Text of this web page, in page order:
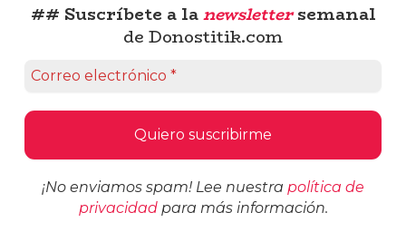
## Suscríbete a lanewslettersemanal
de Donostitik.com
¡No enviamos spam! Lee nuestra política de
privacidadpara más información.